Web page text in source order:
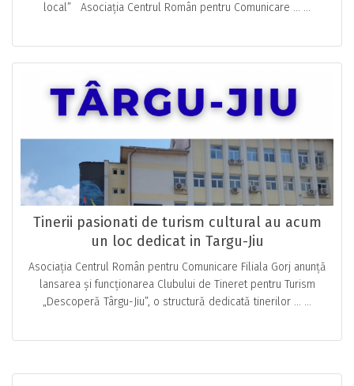
local” Asociația Centrul Român pentru Comunicare … ...
Tinerii pasionati de turism cultural au acum
un loc dedicat in Targu-Jiu
Asociația Centrul Român pentru Comunicare Filiala Gorj anunță
lansarea și funcționarea Clubului de Tineret pentru Turism
„Descoperă Târgu-Jiu”, o structură dedicată tinerilor … ...